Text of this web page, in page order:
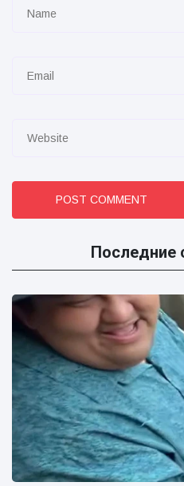
POST COMMENT
Последние